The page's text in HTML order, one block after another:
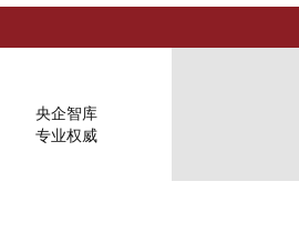
央企智库
专业权威